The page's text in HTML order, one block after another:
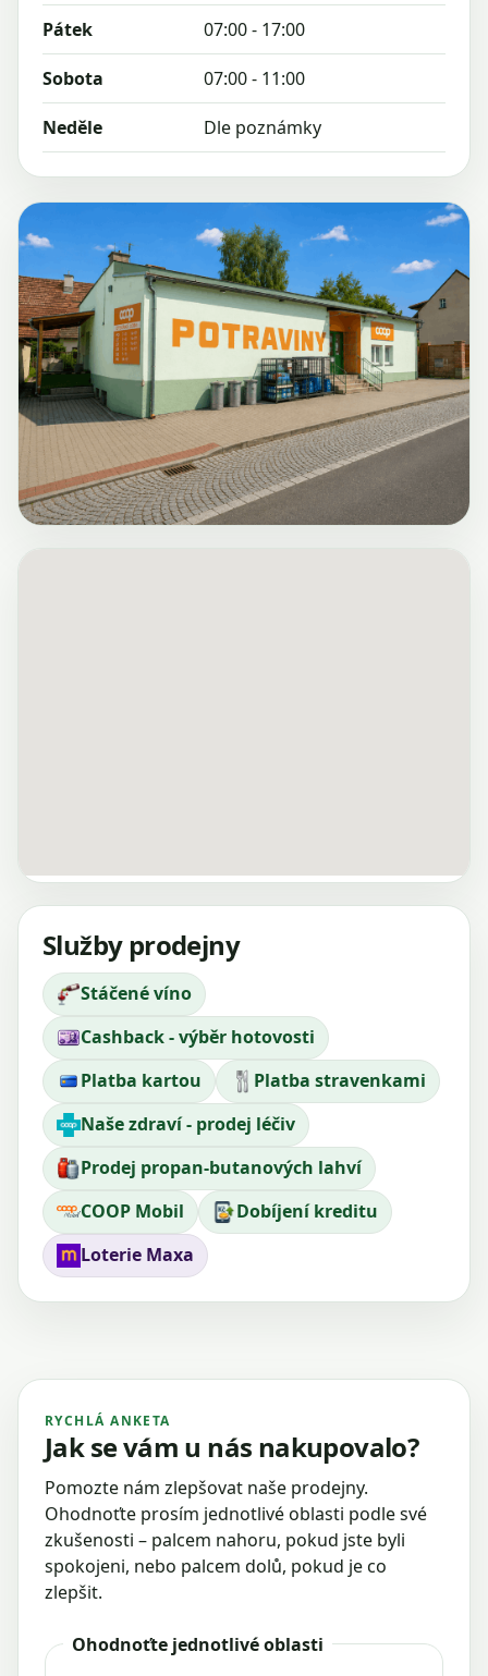
Pátek 07:00 - 17:00
Sobota 07:00 - 11:00
Neděle Dle poznámky
Služby prodejny
Stáčené víno
Cashback - výběr hotovosti
Platba kartou
Platba stravenkami
Naše zdraví - prodej léčiv
Prodej propan-butanových lahví
COOP Mobil
Dobíjení kreditu
Loterie Maxa
RYCHLÁ ANKETA
Jak se vám u nás nakupovalo?
Pomozte nám zlepšovat naše prodejny.
Ohodnoťte prosím jednotlivé oblasti podle své
zkušenosti – palcem nahoru, pokud jste byli
spokojeni, nebo palcem dolů, pokud je co
zlepšit.
Ohodnoťte jednotlivé oblasti